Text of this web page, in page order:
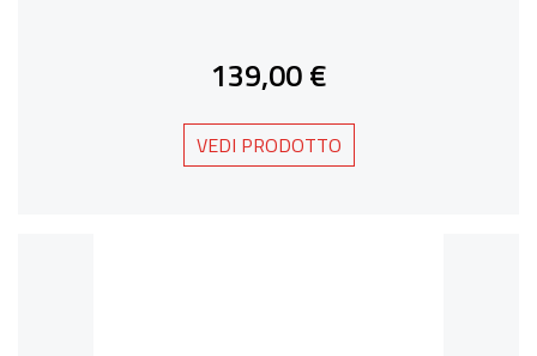
139,00 €
VEDI PRODOTTO